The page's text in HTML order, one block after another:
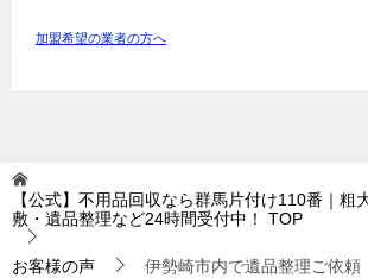
加盟希望の業者の方へ
【公式】不用品回収なら群馬片付け110番｜粗
敷・遺品整理など24時間受付中！
TOP
お客様の声 伊勢崎市内で遺品整理ご依